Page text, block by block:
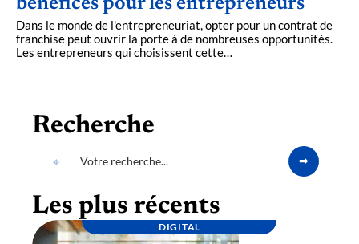
bénéfices pour les entrepreneurs
Dans le monde de l'entrepreneuriat, opter pour un contrat de
franchise peut ouvrir la porte à de nombreuses opportunités.
Les entrepreneurs qui choisissent cette…
Recherche
Les plus récents
DIGITAL